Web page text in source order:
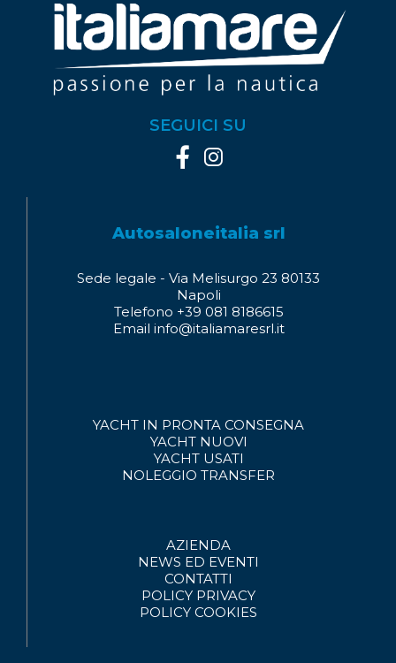
SEGUICI SU
Autosaloneitalia srl
Sede legale - Via Melisurgo 23 80133
Napoli
Telefono +39 081 8186615
Email info@italiamaresrl.it
YACHT IN PRONTA CONSEGNA
YACHT NUOVI
YACHT USATI
NOLEGGIO TRANSFER
AZIENDA
NEWS ED EVENTI
CONTATTI
POLICY PRIVACY
POLICY COOKIES